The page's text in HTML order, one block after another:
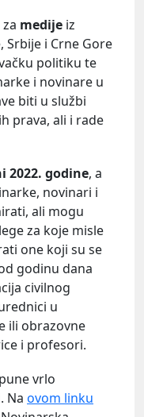
medije iz
Srbije i Crne Gore
politiku te
i novinare u
biti u službi
prava, ali i rade
2022. godine, a
novinari i
ali mogu
za koje misle
one koji su se
godinu dana
civilnog
u
ili obrazovne
i profesori.
vrlo
. Na ovom linku